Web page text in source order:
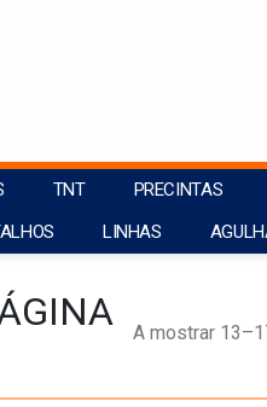
TNT PRECINTAS
LINHAS
A mostrar